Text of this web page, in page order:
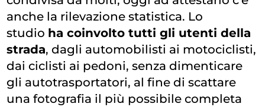
anche la rilevazione statistica. Lo
studio ha coinvolto tutti gli utenti della
strada, dagli automobilisti ai motociclisti,
dai ciclisti ai pedoni, senza dimenticare
gli autotrasportatori, al fine di scattare
una fotografia il più possibile completa